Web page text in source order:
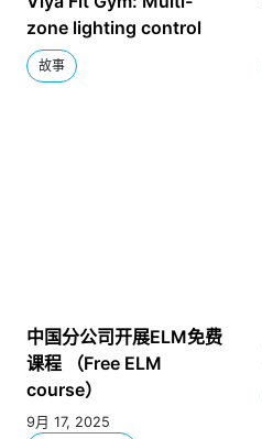
zone lighting control
故事
中国分公司开展ELM免费
课程 （Free ELM
course）
9月 17, 2025